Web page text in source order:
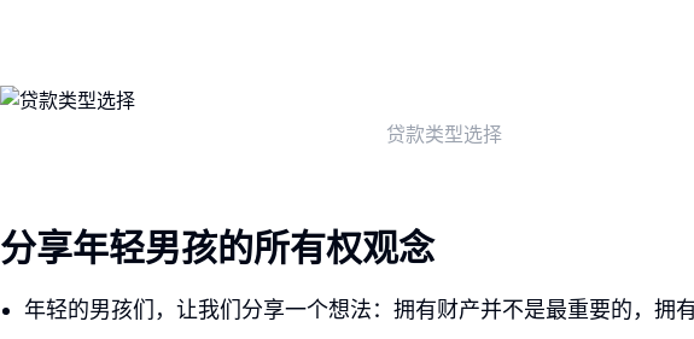
贷款类型选择
分享年轻男孩的所有权观念
年轻的男孩们，让我们分享一个想法：拥有财产并不是最重要的，拥